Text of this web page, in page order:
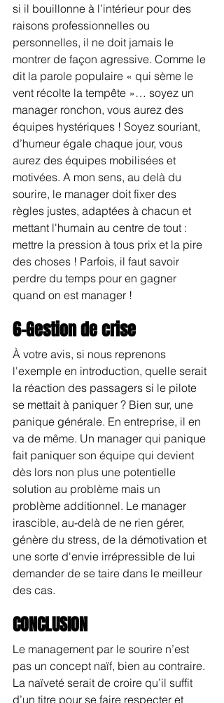
si il bouillonne à l’intérieur pour des
raisons professionnelles ou
personnelles, il ne doit jamais le
montrer de façon agressive. Comme le
dit la parole populaire « qui sème le
vent récolte la tempête »… soyez un
manager ronchon, vous aurez des
équipes hystériques ! Soyez souriant,
d’humeur égale chaque jour, vous
aurez des équipes mobilisées et
motivées. A mon sens, au delà du
sourire, le manager doit fixer des
règles justes, adaptées à chacun et
mettant l'humain au centre de tout :
mettre la pression à tous prix et la pire
des choses ! Parfois, il faut savoir
perdre du temps pour en gagner
quand on est manager !
6-Gestion de crise
À votre avis, si nous reprenons
l'exemple en introduction, quelle serait
la réaction des passagers si le pilote
se mettait à paniquer ? Bien sur, une
panique générale. En entreprise, il en
va de même. Un manager qui panique
fait paniquer son équipe qui devient
dès lors non plus une potentielle
solution au problème mais un
problème additionnel. Le manager
irascible, au-delà de ne rien gérer,
génère du stress, de la démotivation et
une sorte d'envie irrépressible de lui
demander de se taire dans le meilleur
des cas.
CONCLUSION
Le management par le sourire n’est
pas un concept naïf, bien au contraire.
La naïveté serait de croire qu’il suffit
d’un titre pour se faire respecter et